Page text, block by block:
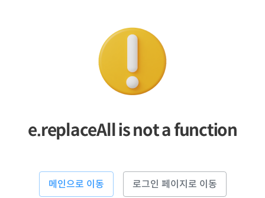
e.replaceAll is not a function
메인으로 이동 로그인 페이지로 이동